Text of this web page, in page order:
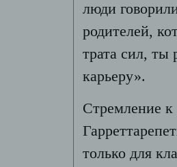
люди
родителей,
трата сил,
карьеру».
Стремление к
только для